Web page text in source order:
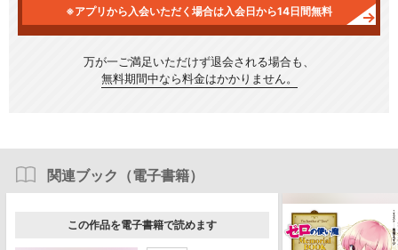
※アプリから入会いただく場合は入会日から14日間無料
万が一ご満足いただけず退会される場合も、
無料期間中なら料金はかかりません。
関連ブック（電子書籍）
この作品を電子書籍で読めます